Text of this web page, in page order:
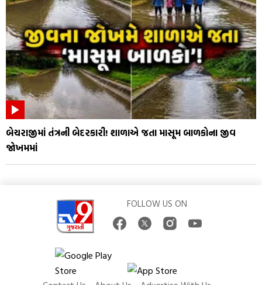
બેચરાજીમાં તંત્રની બેદરકારી! શાળાએ જતા માસૂમ બાળકોના જીવ
જોખમમાં
FOLLOW US ON